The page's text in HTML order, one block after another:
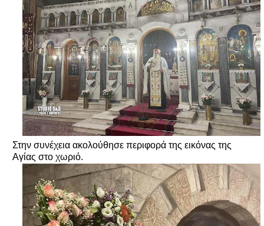
Στην συνέχεια ακολούθησε περιφορά της εικόνας της
Αγίας στο χωριό.